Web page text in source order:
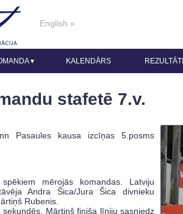
English »
▾ KALENDĀRS REZULTĀTI
stafetē 7.v.
Pasaules kausa izcīņas 5.posms
mērojās komandas. Latviju
Andra Šica/Jura Šica divnieku
Rubenis.
sekundēs, Mārtiņš finiša līniju sasniedz